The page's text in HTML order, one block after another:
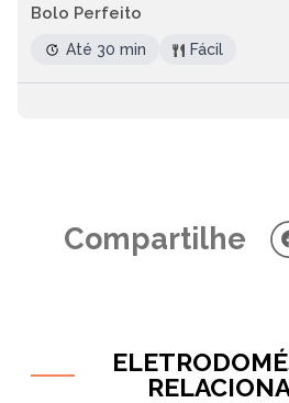
Bolo Perfeito
Até 30 min Fácil
Compartilhe